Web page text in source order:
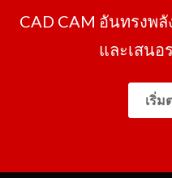
CAD CAM อันทรงพ
และเสน
เริ่ม